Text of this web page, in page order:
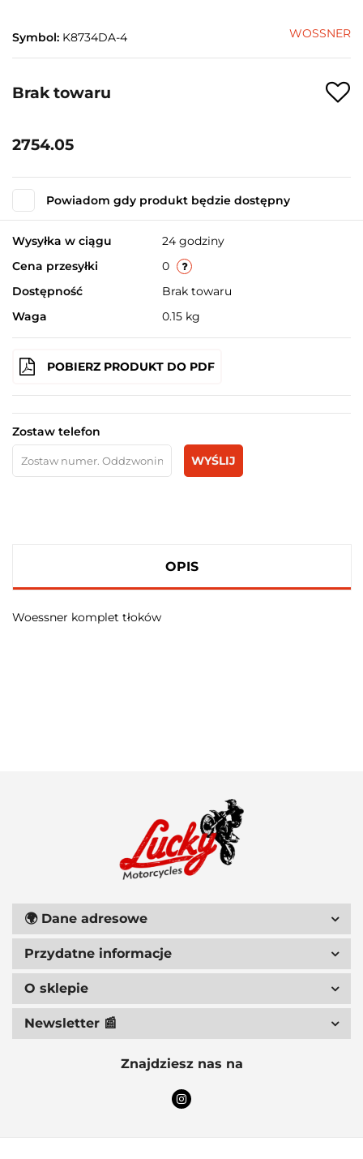
Symbol: K8734DA-4 WOSSNER
Brak towaru
2754.05
Powiadom gdy produkt będzie dostępny
Wysyłka w ciągu
24 godziny
Cena przesyłki
0
Dostępność
Brak towaru
Waga
0.15 kg
POBIERZ PRODUKT DO PDF
Zostaw telefon
WYŚLIJ
OPIS
Woessner komplet tłoków
ACCEL
🌍 Dane adresowe
Przydatne informacje
O sklepie
Newsletter 📰
Znajdziesz nas na